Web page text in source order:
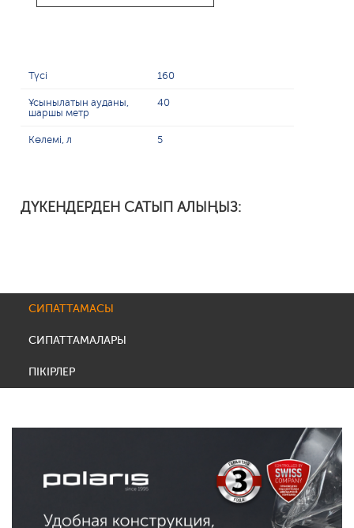
Түсі 160
Ұсынылатын ауданы,
шаршы метр
40
Көлемі, л 5
ДҮКЕНДЕРДЕН САТЫП АЛЫҢЫЗ:
СИПАТТАМАСЫ
СИПАТТАМАЛАРЫ
ПІКІРЛЕР